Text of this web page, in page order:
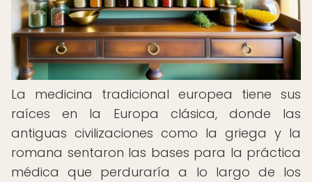
La medicina tradicional europea tiene sus
raíces en la Europa clásica, donde las
antiguas civilizaciones como la griega y la
romana sentaron las bases para la práctica
médica que perduraría a lo largo de los